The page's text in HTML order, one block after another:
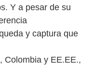
Y a pesar de su
y captura que
Colombia y EE.EE.,